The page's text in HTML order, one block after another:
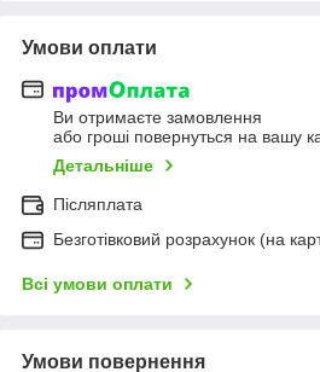
Умови оплати
Ви отримаєте замовлення
або гроші повернуться на вашу
Детальніше
Післяплата
Безготівковий розрахунок (на
Всі умови оплати
Умови повернення